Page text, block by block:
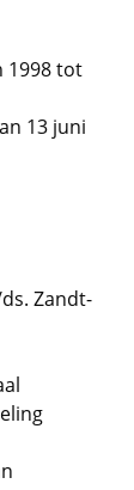
1998 tot
13 juni
Zandt-